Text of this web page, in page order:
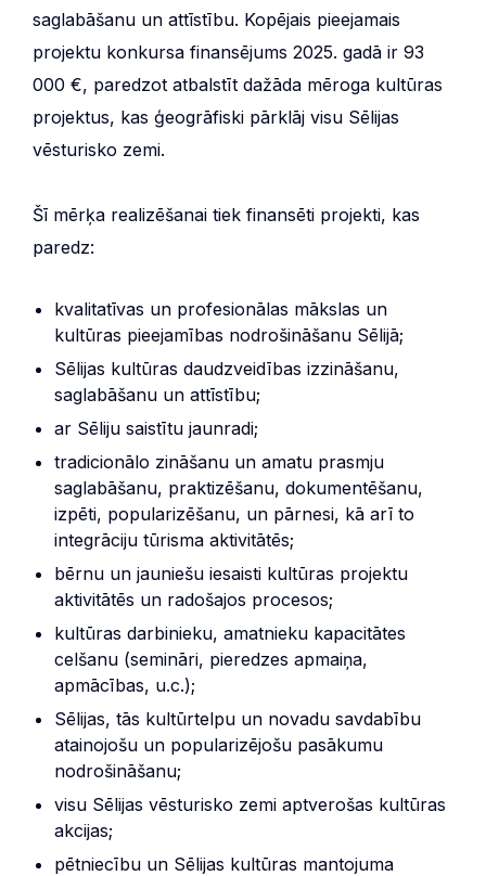
saglabāšanu un attīstību. Kopējais pieejamais
projektu konkursa finansējums 2025. gadā ir 93
000 €, paredzot atbalstīt dažāda mēroga kultūras
projektus, kas ģeogrāfiski pārklāj visu Sēlijas
vēsturisko zemi.
Šī mērķa realizēšanai tiek finansēti projekti, kas
paredz:
kvalitatīvas un profesionālas mākslas un
kultūras pieejamības nodrošināšanu Sēlijā;
Sēlijas kultūras daudzveidības izzināšanu,
saglabāšanu un attīstību;
ar Sēliju saistītu jaunradi;
tradicionālo zināšanu un amatu prasmju
saglabāšanu, praktizēšanu, dokumentēšanu,
izpēti, popularizēšanu, un pārnesi, kā arī to
integrāciju tūrisma aktivitātēs;
bērnu un jauniešu iesaisti kultūras projektu
aktivitātēs un radošajos procesos;
kultūras darbinieku, amatnieku kapacitātes
celšanu (semināri, pieredzes apmaiņa,
apmācības, u.c.);
Sēlijas, tās kultūrtelpu un novadu savdabību
atainojošu un popularizējošu pasākumu
nodrošināšanu;
visu Sēlijas vēsturisko zemi aptverošas kultūras
akcijas;
pētniecību un Sēlijas kultūras mantojuma